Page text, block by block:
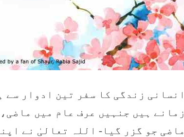
انسانی زندگی کا سفر تین ادوار سے
زمانے ہیں جنہیں عرف عام میں
ماضی جو گزر گیا- اللہ تعالیٰ نے